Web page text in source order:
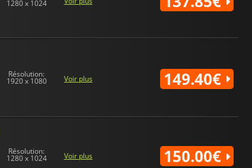
1280 x 1024
Résolution:
1920 x 1080 Voir plus 149.40€
Résolution:
1280 x 1024 Voir plus 150.00€